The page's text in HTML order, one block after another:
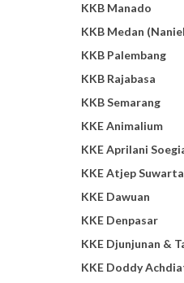
KKB Manado
KKB Medan
KKB Palembang
KKB Rajabasa
KKB Semarang
KKE Animalium
KKE Aprilani
KKE Atjep
KKE Dawuan
KKE Denpasar
KKE Djunjunan &
KKE Doddy